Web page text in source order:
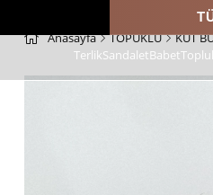
TÜM
TerlikSandaletBabet
Anasayfa TOPUKLU KÜT